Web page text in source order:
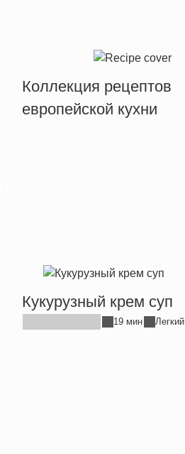
Коллекция рецептов
европейской кухни
Кукурузный крем суп
19 мин Легкий